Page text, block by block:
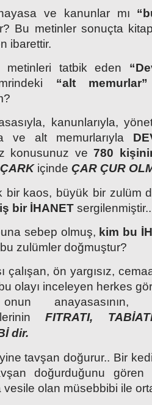
ve kanunlar mı
Bu metinler sonuçta
ibarettir.
tatbik eden
“alt memurlar”
kanunlarıyla,
ve alt memurlarıyla
konusunuz ve 780
ÇARKiçinde ÇAR ÇUR
bir kaos, büyük bir zulüm
bir İHANET sergilenmiştir..
sebep olmuş, kim bu
bu zulümler doğmuştur?
çalışan, ön yargısız,
olayı inceleyen herkes
anayasasının,
FITRATI,
dir.
tavşan doğurur.. Bir
doğurduğunu
olan müsebbibi ile